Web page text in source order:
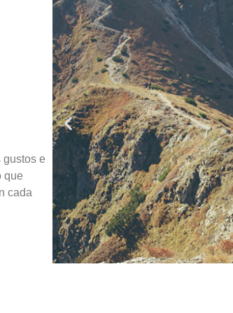
gustos e
que
cada